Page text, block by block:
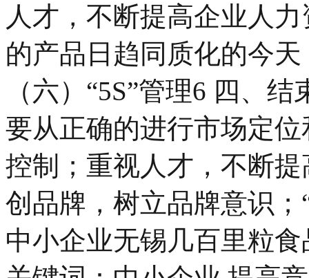
人才，不断提高企业人
的产品日趋同质化的今
（六）“5S”管理6 四、
要从正确的进行市场定
控制；重视人才，不断
创品牌，树立品牌意识
中小企业无锡几百里粒